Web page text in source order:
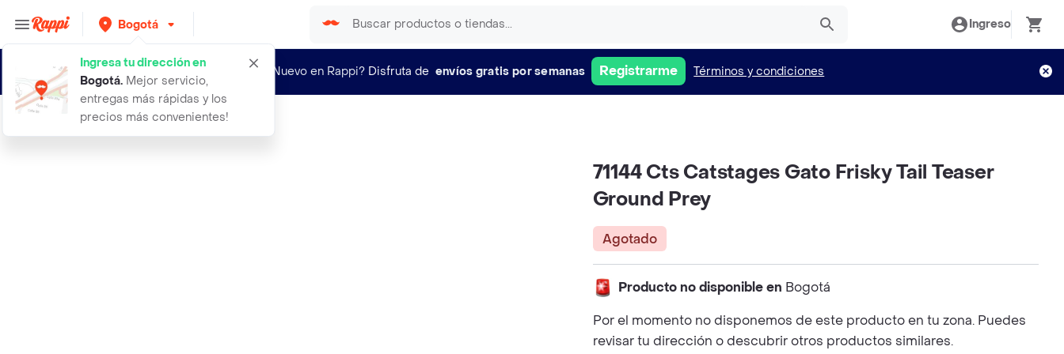
Bogotá
Ingresa tu dirección en
Bogotá. Mejor servicio,
entregas más rápidas y los
precios más convenientes!
Ingreso
¿Nuevo en Rappi? Disfruta de envíos gratis por semanas Registrarme Términos y condiciones
71144 cts catstages gato frisky tai
71144 Cts Catstages Gato Frisky Tail Teaser
Ground Prey
Agotado
Producto no disponible en Bogotá
Por el momento no disponemos de este producto en tu zona. Puedes
revisar tu dirección o descubrir otros productos similares.